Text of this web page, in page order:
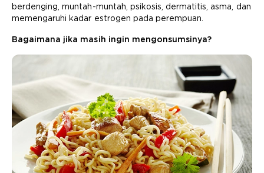
berdenging, muntah-muntah, psikosis, dermatitis, asma, dan
memengaruhi kadar estrogen pada perempuan.
Bagaimana jika masih ingin mengonsumsinya?